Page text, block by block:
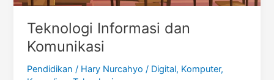
Teknologi Informasi dan
Komunikasi
Pendidikan / Hary Nurcahyo/ Digital, Komputer,